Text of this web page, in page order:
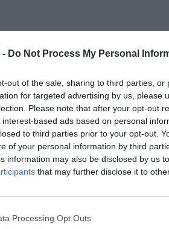
- Do Not Process My Personal
out of the sale, sharing to third parties,
for targeted advertising by us, please
Please note that after your opt-out
based ads based on personal
to third parties prior to your opt-out.
of your personal information by third
information may also be disclosed by us
that may further disclose it to
Processing Opt Outs
így végül a Dortmund könnyedén győzött 5:0-
gólig (24-nél tart), illetve a már rég visszavonult
110. évfordulója alkalmából, a 3. helyre